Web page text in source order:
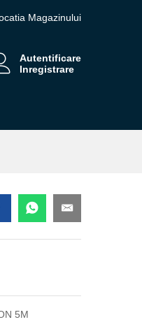
Magazinului
Autentificare
Inregistrare
5M